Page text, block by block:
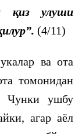
қиз улуши
(4/11)
ва ота
томонидан
Чунки ушбу
агар аёл